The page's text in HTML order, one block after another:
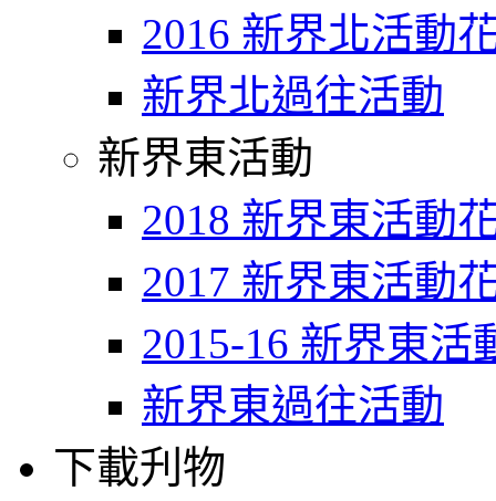
2016 新界北活動
新界北過往活動
新界東活動
2018 新界東活動
2017 新界東活動
2015-16 新界東活
新界東過往活動
下載刋物